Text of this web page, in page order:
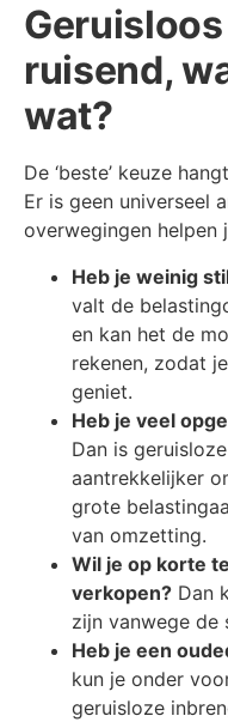
ruisend,
wat?
De ‘beste’ keuze
Er is geen universeel
overwegingen helpen
Heb je weinig
valt de
en kan het de
rekenen, zodat
geniet.
Heb je veel
Dan is
aantrekkelijker
grote
van omzetting.
Wil je op korte
verkopen? Dan
zijn vanwege de
Heb je een
kun je onder
geruisloze